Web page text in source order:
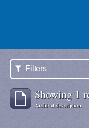
Filters
Showing 1
Archival description